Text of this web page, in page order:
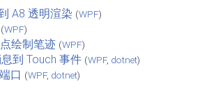
A8 透明渲染 (WPF)
(WPF)
绘制笔迹 (WPF)
到 Touch 事件 (WPF, dotnet)
口 (WPF, dotnet)